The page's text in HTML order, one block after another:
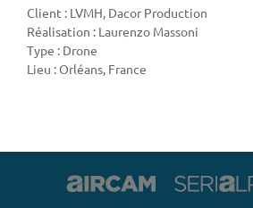
Client : LVMH, Dacor Production
Réalisation : Laurenzo Massoni
Type : Drone
Lieu : Orléans, France